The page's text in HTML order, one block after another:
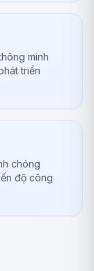
minh
triển
chóng
độ công